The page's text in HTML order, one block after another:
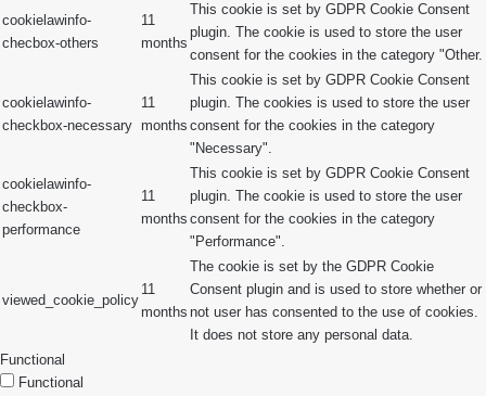
cookielawinfo-
checbox-others
11
months
This cookie is set by GDPR Cookie Consent
plugin. The cookie is used to store the user
consent for the cookies in the category "Other.
cookielawinfo-
checkbox-necessary
11
months
This cookie is set by GDPR Cookie Consent
plugin. The cookies is used to store the user
consent for the cookies in the category
"Necessary".
cookielawinfo-
checkbox-
performance
11
months
This cookie is set by GDPR Cookie Consent
plugin. The cookie is used to store the user
consent for the cookies in the category
"Performance".
viewed_cookie_policy
11
months
The cookie is set by the GDPR Cookie
Consent plugin and is used to store whether or
not user has consented to the use of cookies.
It does not store any personal data.
Functional
Functional